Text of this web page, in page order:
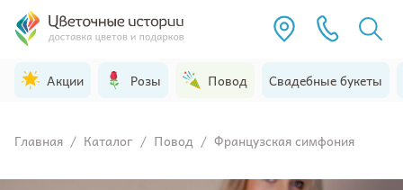
Акции Розы Повод Свадебные букеты
Главная / Каталог / Повод / Французская симфония